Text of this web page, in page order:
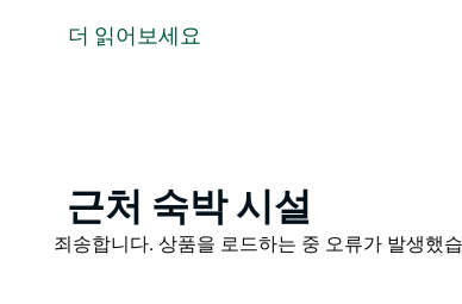
한 경험으로 여기는 현실에 대한 응답으로 '센
해 보도록 우리를 초대합니다.
블루 마운틴 문화센터 순회 전시인 이 전시는
즈 주 정부의 지원으로 기획되었습니다. '센서
더 읽어보세요
Product
List
근처 숙박 시설
Product
죄송합니다. 상품을 로드하는 중 오류가 발생했